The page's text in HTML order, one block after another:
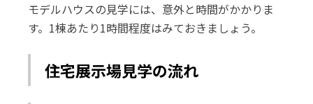
モデルハウスの見学には、意外と時間がかかりま
す。1棟あたり1時間程度はみておきましょう。
住宅展示場見学の流れ